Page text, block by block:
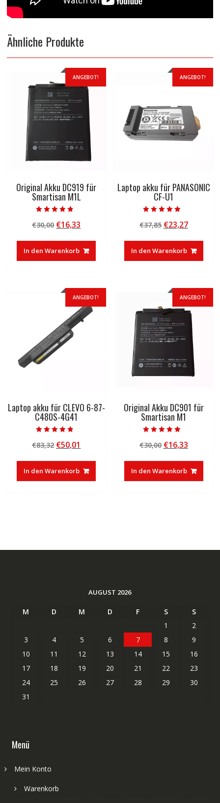
Ähnliche Produkte
ANGEBOT!
Original Akku DC919 für
Smartisan M1L
4.50
von 5
€30,00 Ursprünglicher
war:
€30,00
€16,33
ist:
€16,33.
In den Warenkorb
ANGEBOT!
Laptop akku für PANASONIC
CF-U1
5.00
von 5
€37,85 Ursprünglicher
war:
€37,85
€23,27
ist:
€23,27.
In den Warenkorb
ANGEBOT!
Laptop akku für CLEVO 6-87-
C480S-4G41
4.50
von 5
€83,32 Ursprünglicher
war:
€83,32
€50,01
ist:
€50,01.
In den Warenkorb
ANGEBOT!
Original Akku DC901 für
Smartisan M1
5.00
von 5
€30,00 Ursprünglicher
war:
€30,00
€16,33
ist:
€16,33.
In den Warenkorb
AUGUST 2026
M D M D F S
S
1
2
3
4 5 6 7 8
9
10
11 12 13 14 15
16
17
18 19 20 21 22
23
24
25 26 27 28 29
30
31
Menü
Mein Konto
Warenkorb